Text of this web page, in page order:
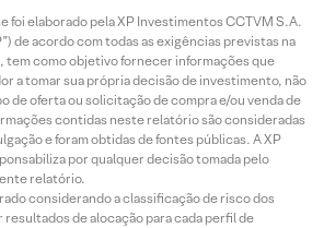
foi elaborado pela XP Investimentos CCTVM S.A.
de acordo com todas as exigências previstas na
tem como objetivo fornecer informações que
a tomar sua própria decisão de investimento, não
de oferta ou solicitação de compra e/ou venda de
contidas neste relatório são consideradas
e foram obtidas de fontes públicas. A XP
por qualquer decisão tomada pelo
relatório.
considerando a classificação de risco dos
resultados de alocação para cada perfil de